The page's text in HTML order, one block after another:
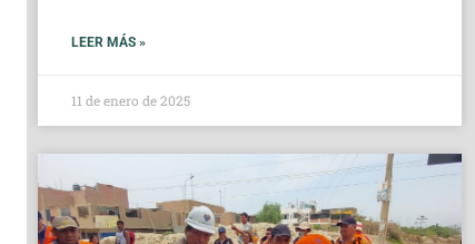
LEER MÁS »
11 de enero de 2025